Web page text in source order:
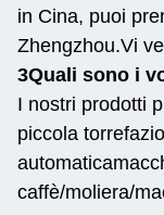
in Cina, puoi
Zhengzhou.Vi
3Quali sono i
I nostri prodotti
piccola
automatica
caffè/moliera/